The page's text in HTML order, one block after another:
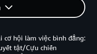
cơ hội làm việc bình đẳng:
tật/Cựu chiến